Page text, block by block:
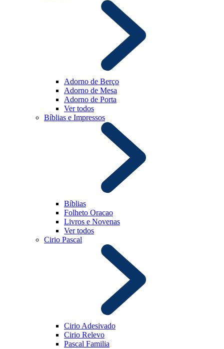
Adorno de Berço
Adorno de Mesa
Adorno de Porta
Ver todos
Bíblias e Impressos
Bíblias
Folheto Oracao
Livros e Novenas
Ver todos
Cirio Pascal
Cirio Adesivado
Cirio Relevo
Pascal Familia